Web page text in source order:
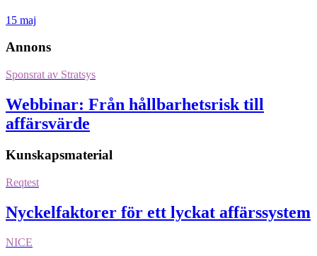
15 maj
Annons
Sponsrat av Stratsys
Webbinar: Från hållbarhetsrisk till
affärsvärde
Kunskapsmaterial
Reqtest
Nyckelfaktorer för ett lyckat affärssystem
NICE